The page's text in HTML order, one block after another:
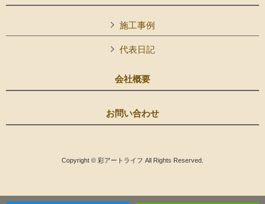
施工事例
代表日記
会社概要
お問い合わせ
Copyright © 彩アートライフ All Rights Reserved.